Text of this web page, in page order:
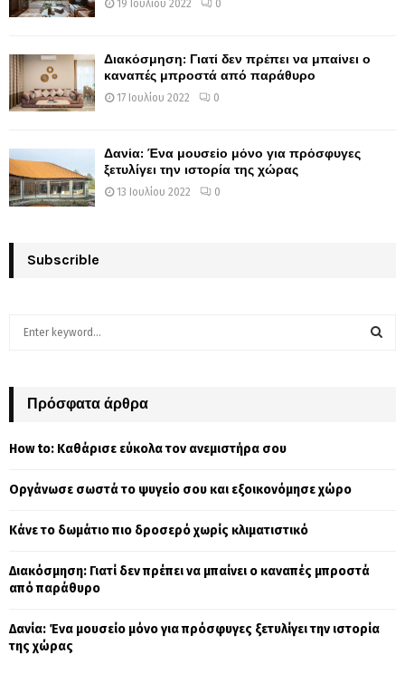
19 Ιουλίου 2022 0
Διακόσμηση: Γιατί δεν πρέπει να μπαίνει ο
καναπές μπροστά από παράθυρο
17 Ιουλίου 2022 0
Δανία: Ένα μουσείο μόνο για πρόσφυγες
ξετυλίγει την ιστορία της χώρας
13 Ιουλίου 2022 0
Subscrible
h
o
:
Πρόσφατα άρθρα
How to: Καθάρισε εύκολα τον ανεμιστήρα σου
Οργάνωσε σωστά το ψυγείο σου και εξοικονόμησε χώρο
Κάνε το δωμάτιο πιο δροσερό χωρίς κλιματιστικό
Διακόσμηση: Γιατί δεν πρέπει να μπαίνει ο καναπές μπροστά
από παράθυρο
Δανία: Ένα μουσείο μόνο για πρόσφυγες ξετυλίγει την ιστορία
της χώρας